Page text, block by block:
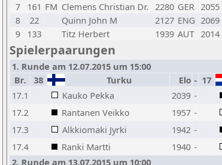
7
161 FM Clemens Christian Dr. 2280 GER 2055
8
22 Quinn John M 2127 ENG 2069
9
133 Titz Herbert 1939 AUT 2014
Spielerpaarungen
1. Runde am 12.07.2015 um 15:00
Br.
38 Turku Elo - 17
17.1
Kauko Pekka 2039 -
17.2
Rantanen Veikko 1957 -
17.3
Alkkiomaki Jyrki 1942 -
17.4
Ranki Martti 1940 -
2. Runde am 13.07.2015 um 10:00